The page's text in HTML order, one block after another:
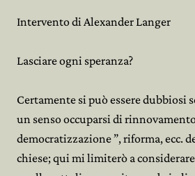
Intervento di Alexander Langer
Lasciare ogni speranza?
Certamente si può essere dubbiosi
un senso occuparsi di
democratizzazione ”, riforma, ecc.
chiese; qui mi limiterò a